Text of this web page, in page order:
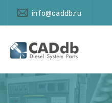
info@caddb.ru